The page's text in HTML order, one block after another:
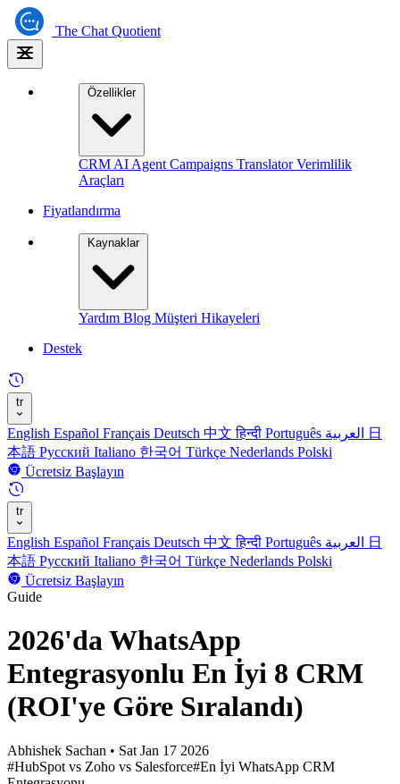
The Chat Quotient
Özellikler
CRM AI Agent Campaigns TranslatorVerimlilik
Araçları
Fiyatlandırma
Kaynaklar
Yardım Blog Müşteri Hikayeleri
Destek
tr
English Español Français Deutsch 中文हिन्दी Português
日
本語 Русский Italiano 한국어 Türkçe Nederlands Polski
Ücretsiz Başlayın
tr
English Español Français Deutsch 中文हिन्दी Português
日
本語 Русский Italiano 한국어 Türkçe Nederlands Polski
Ücretsiz Başlayın
Guide
2026'da WhatsApp
Entegrasyonlu En İyi 8 CRM
(ROI'ye Göre Sıralandı)
Abhishek Sachan • Sat Jan 17 2026
#HubSpot vs Zoho vs Salesforce#En İyi WhatsApp CRM